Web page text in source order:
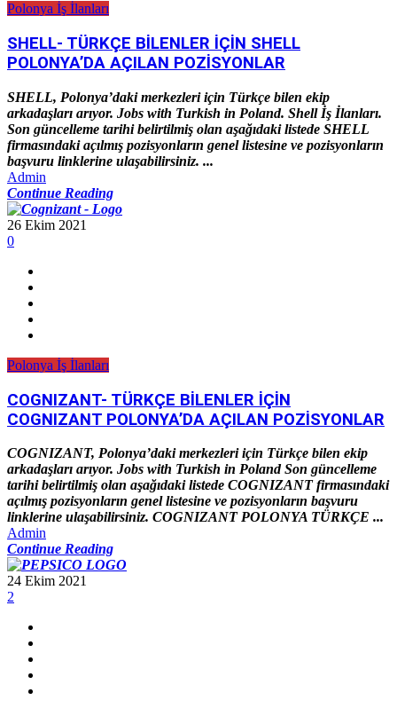
Polonya İş İlanları
SHELL- TÜRKÇE BİLENLER İÇİN SHELL
POLONYA’DA AÇILAN POZİSYONLAR
SHELL, Polonya’daki merkezleri için Türkçe bilen ekip
arkadaşları arıyor. Jobs with Turkish in Poland. Shell İş İlanları.
Son güncelleme tarihi belirtilmiş olan aşağıdaki listede SHELL
firmasındaki açılmış pozisyonların genel listesine ve pozisyonların
başvuru linklerine ulaşabilirsiniz. ...
Admin
Continue Reading
26 Ekim 2021
0
Polonya İş İlanları
COGNIZANT- TÜRKÇE BİLENLER İÇİN
COGNIZANT POLONYA’DA AÇILAN POZİSYONLAR
COGNIZANT, Polonya’daki merkezleri için Türkçe bilen ekip
arkadaşları arıyor. Jobs with Turkish in Poland Son güncelleme
tarihi belirtilmiş olan aşağıdaki listede COGNIZANT firmasındaki
açılmış pozisyonların genel listesine ve pozisyonların başvuru
linklerine ulaşabilirsiniz. COGNIZANT POLONYA TÜRKÇE ...
Admin
Continue Reading
24 Ekim 2021
2